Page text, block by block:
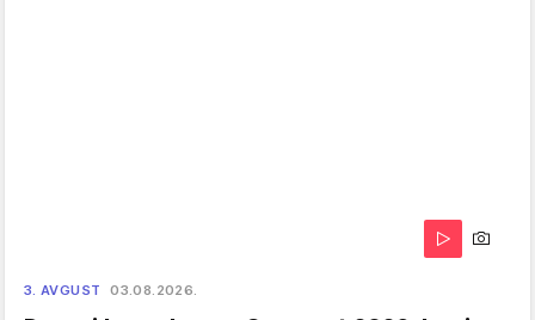
3. AVGUST 03.08.2026.